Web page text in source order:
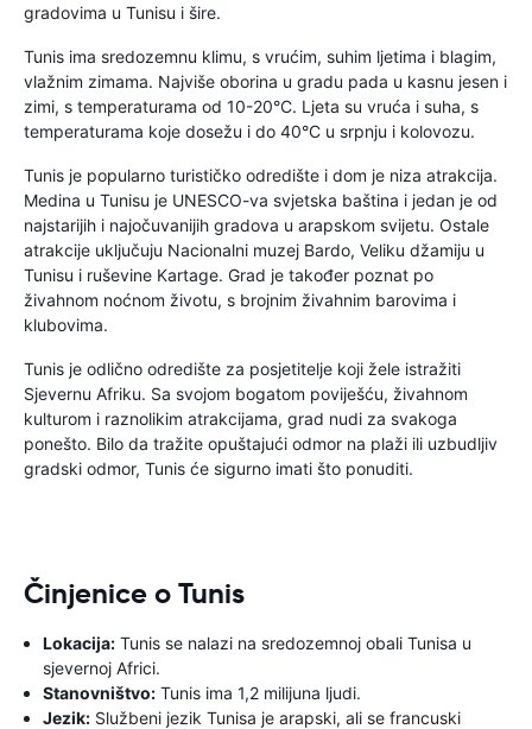
gradovima u Tunisu i šire.
Tunis ima sredozemnu klimu, s vrućim, suhim ljetima i blagim,
vlažnim zimama. Najviše oborina u gradu pada u kasnu jesen i
zimi, s temperaturama od 10-20°C. Ljeta su vruća i suha, s
temperaturama koje dosežu i do 40°C u srpnju i kolovozu.
Tunis je popularno turističko odredište i dom je niza atrakcija.
Medina u Tunisu je UNESCO-va svjetska baština i jedan je od
najstarijih i najočuvanijih gradova u arapskom svijetu. Ostale
atrakcije uključuju Nacionalni muzej Bardo, Veliku džamiju u
Tunisu i ruševine Kartage. Grad je također poznat po
živahnom noćnom životu, s brojnim živahnim barovima i
klubovima.
Tunis je odlično odredište za posjetitelje koji žele istražiti
Sjevernu Afriku. Sa svojom bogatom poviješću, živahnom
kulturom i raznolikim atrakcijama, grad nudi za svakoga
ponešto. Bilo da tražite opuštajući odmor na plaži ili uzbudljiv
gradski odmor, Tunis će sigurno imati što ponuditi.
Činjenice o Tunis
Lokacija: Tunis se nalazi na sredozemnoj obali Tunisa u
sjevernoj Africi.
Stanovništvo: Tunis ima 1,2 milijuna ljudi.
Jezik: Službeni jezik Tunisa je arapski, ali se francuski